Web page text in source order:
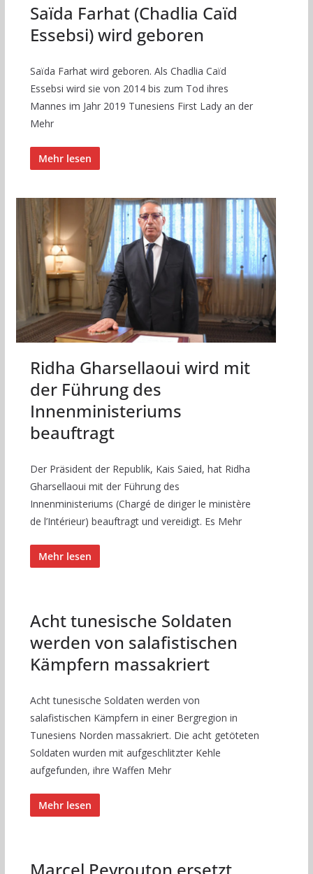
Saïda Farhat (Chadlia Caïd
Essebsi) wird geboren
Saïda Farhat wird geboren. Als Chadlia Caïd
Essebsi wird sie von 2014 bis zum Tod ihres
Mannes im Jahr 2019 Tunesiens First Lady an der
Mehr
Mehr lesen
Ridha Gharsellaoui wird mit
der Führung des
Innenministeriums
beauftragt
Der Präsident der Republik, Kais Saied, hat Ridha
Gharsellaoui mit der Führung des
Innenministeriums (Chargé de diriger le ministère
de l’Intérieur) beauftragt und vereidigt. Es Mehr
Mehr lesen
Acht tunesische Soldaten
werden von salafistischen
Kämpfern massakriert
Acht tunesische Soldaten werden von
salafistischen Kämpfern in einer Bergregion in
Tunesiens Norden massakriert. Die acht getöteten
Soldaten wurden mit aufgeschlitzter Kehle
aufgefunden, ihre Waffen Mehr
Mehr lesen